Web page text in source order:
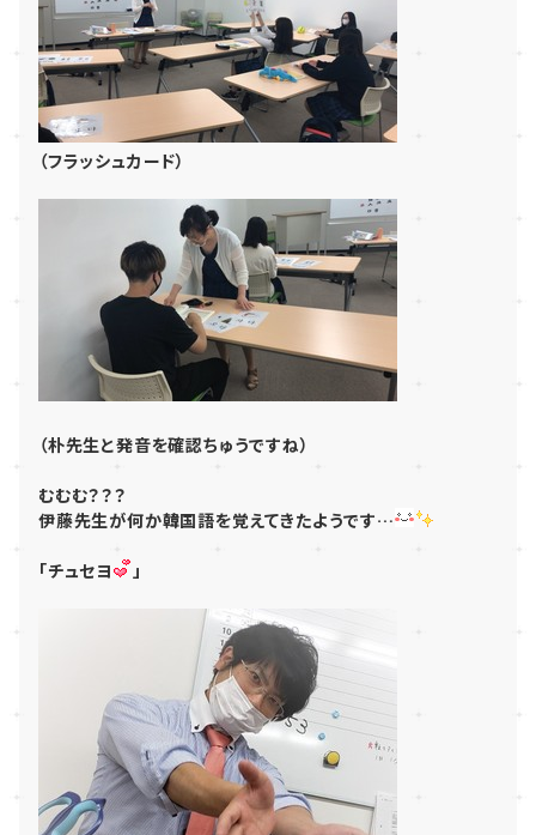
（フラッシュカード）
（朴先生と発音を確認ちゅうですね）
むむむ？？？
伊藤先生が何か韓国語を覚えてきたようです…
「チュセヨ 」